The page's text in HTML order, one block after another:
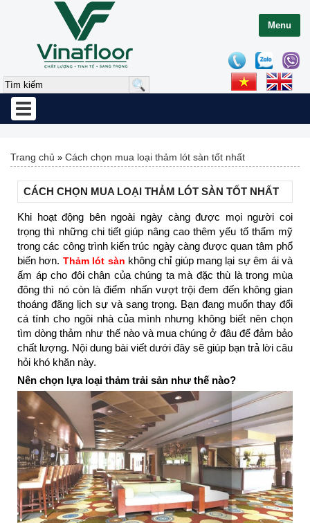
Menu
Toggle
navigation
Trang chủ » Cách chọn mua loại thảm lót sàn tốt nhất
CÁCH CHỌN MUA LOẠI THẢM LÓT SÀN TỐT NHẤT
Khi hoạt động bên ngoài ngày càng được mọi người coi
trọng thì những chi tiết giúp nâng cao thêm yếu tố thẩm mỹ
trong các công trình kiến trúc ngày càng được quan tâm phổ
biến hơn. Thảm lót sàn không chỉ giúp mang lại sự êm ái và
ấm áp cho đôi chân của chúng ta mà đặc thù là trong mùa
đông thì nó còn là điểm nhấn vượt trội đem đến không gian
thoáng đãng lịch sự và sang trọng. Bạn đang muốn thay đổi
cá tính cho ngôi nhà của mình nhưng không biết nên chọn
tìm dòng thảm như thế nào và mua chúng ở đâu để đảm bảo
chất lượng. Nội dung bài viết dưới đây sẽ giúp bạn trả lời câu
hỏi khó khăn này.
Nên chọn lựa loại thảm trải sản như thế nào?